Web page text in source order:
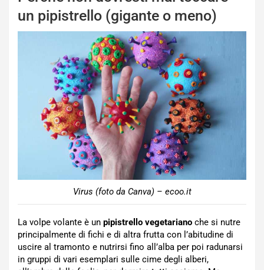
un pipistrello (gigante o meno)
Virus (foto da Canva) – ecoo.it
La volpe volante è un pipistrello vegetariano che si nutre
principalmente di fichi e di altra frutta con l’abitudine di
uscire al tramonto e nutrirsi fino all’alba per poi radunarsi
in gruppi di vari esemplari sulle cime degli alberi,